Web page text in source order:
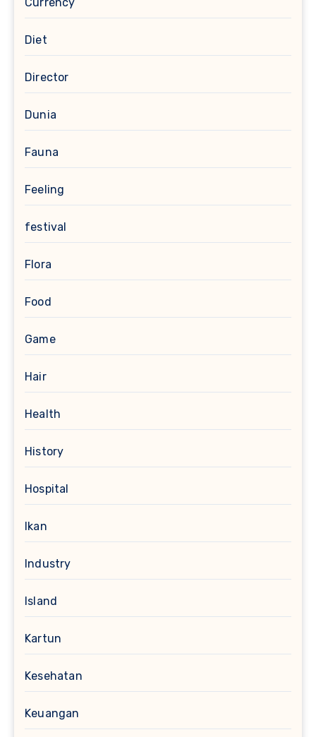
Diet
Director
Dunia
Fauna
Feeling
festival
Flora
Food
Game
Hair
Health
History
Hospital
Ikan
Industry
Island
Kartun
Kesehatan
Keuangan